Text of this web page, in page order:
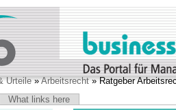
Urteile»Arbeitsrecht» Ratgeber
What links here